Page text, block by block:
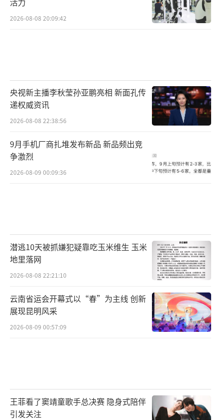
2026-08-08 20:09:42
央视新主播李秋莹孙亚鹏亮相 新面孔传
递权威资讯
2026-08-08 22:38:56
9月手机厂商扎堆发布新品 新品频出竞
争激烈
2026-08-09 00:09:36
潜逃10天被抓嫌犯疑靠吃玉米维生 玉米
地里落网
2026-08-08 22:21:10
云南省运会开幕式以“春”为主线 创新
展现昆明风采
2026-08-09 00:57:09
王菲看了窦靖童歌手总决赛 隐身式陪伴
引发关注